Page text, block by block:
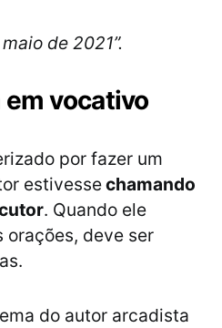
de 2021”.
vocativo
por fazer um
estivessechamando
. Quando ele
orações, deve ser
do autor arcadista